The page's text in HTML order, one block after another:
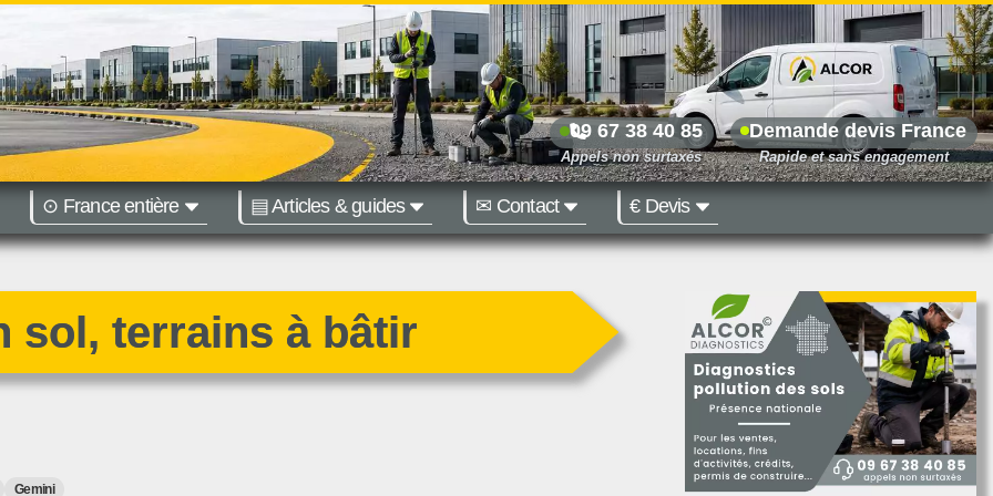
09 67 38 40 85 Demande devis France
⊙ France entière ▤ Articles & guides ✉ Contact € Devis
Bordeaux
sol, terrains à bâtir
Gemini